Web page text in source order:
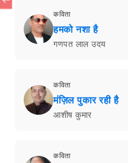
कविता
हमको नशा है
गणपत लाल उदय
कविता
मंज़िल पुकार रही है
आशीष कुमार
कविता